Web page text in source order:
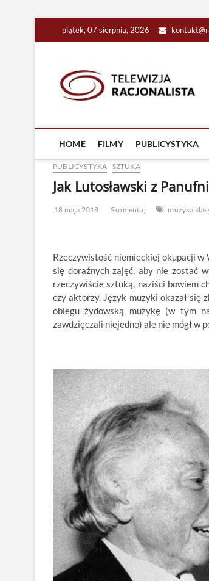
piątek, 07 sierpnia, 2026
HOME FILMY PUBLICYSTYKA
PUBLICYSTYKA SZTUKA
Jak Lutosławski z
18 maja 2018 Skomentuj muzyka
Rzeczywistość niemieckiej okupacji w
się doraźnych zajęć, aby nie zostać
rzeczywiście sztuką, naziści bowiem
czy aktorzy. Język muzyki okazał
obiegu żydowską muzykę (w tym
zawdzięczali niejedno) ale nie mógł w